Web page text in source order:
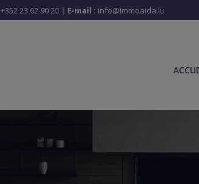
+352 23 62 90 20 | E-mail : info@immoaida.lu